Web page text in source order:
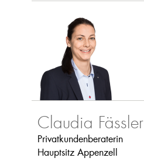
Claudia Fässler
Privatkundenberaterin
Hauptsitz Appenzell